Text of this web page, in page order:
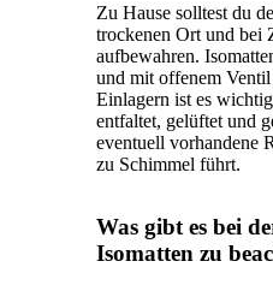
Zu Hause solltest du
trockenen Ort und bei
aufbewahren.
und mit offenem
Einlagern ist es
entfaltet, gelüftet und
eventuell vorhandene
zu Schimmel führt.
Was gibt es bei
Isomatten zu